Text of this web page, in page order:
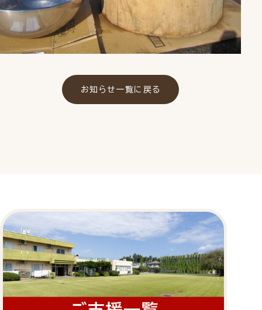
お知らせ一覧に戻る